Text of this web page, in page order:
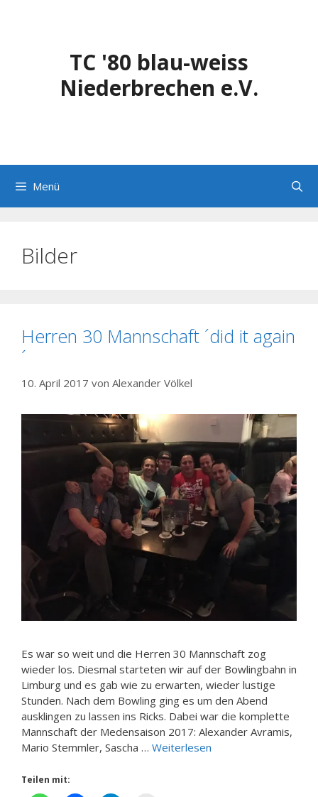
TC '80 blau-weiss
Niederbrechen e.V.
Menü
Bilder
Herren 30 Mannschaft ´did it again
´
10. April 2017 von Alexander Völkel
Es war so weit und die Herren 30 Mannschaft zog
wieder los. Diesmal starteten wir auf der Bowlingbahn in
Limburg und es gab wie zu erwarten, wieder lustige
Stunden. Nach dem Bowling ging es um den Abend
ausklingen zu lassen ins Ricks. Dabei war die komplette
Mannschaft der Medensaison 2017: Alexander Avramis,
Mario Stemmler, Sascha … Weiterlesen
Teilen mit: